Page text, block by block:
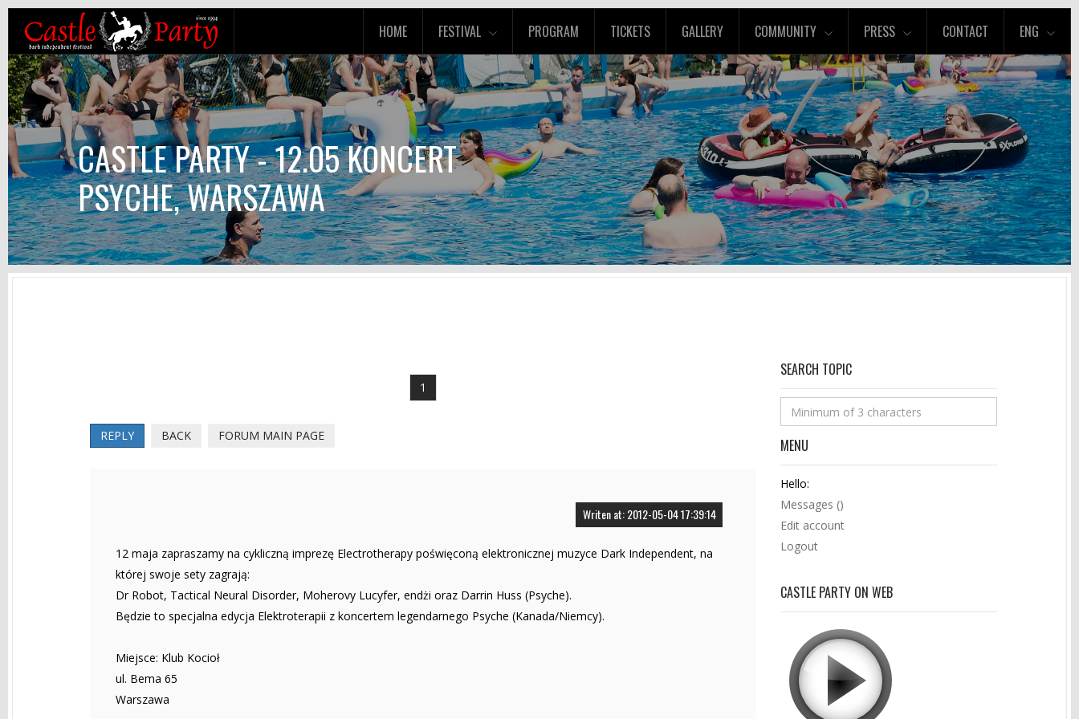
HOME FESTIVAL PROGRAM TICKETS GALLERY COMMUNITY PRESS CONTACT ENG
CASTLE PARTY - 12.05 KONCERT
PSYCHE, WARSZAWA
1
REPLY BACK FORUM MAIN PAGE
Writen at: 2012-05-04 17:39:14
12 maja zapraszamy na cykliczną imprezę Electrotherapy poświęconą elektronicznej muzyce Dark Independent, na
której swoje sety zagrają:
Dr Robot, Tactical Neural Disorder, Moherovy Lucyfer, endżi oraz Darrin Huss (Psyche).
Będzie to specjalna edycja Elektroterapii z koncertem legendarnego Psyche (Kanada/Niemcy).
Miejsce: Klub Kocioł
ul. Bema 65
Warszawa
SEARCH TOPIC
MENU
Hello:
Messages ()
Edit account
Logout
CASTLE PARTY ON WEB